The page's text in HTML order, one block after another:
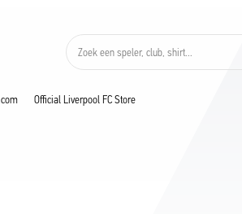
Zoek een speler, club, shirt...
Official Liverpool FC Store